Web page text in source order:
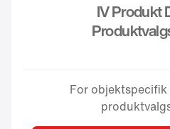
IV Produkt
For